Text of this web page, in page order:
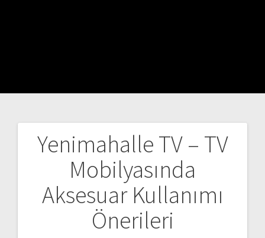
Yenimahalle TV – TV
Mobilyasında
Aksesuar Kullanımı
Önerileri
Yazı
gezinmesi